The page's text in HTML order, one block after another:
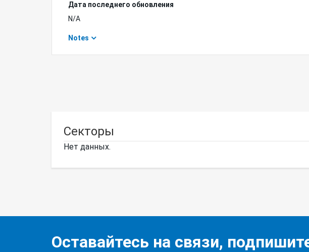
Дата последнего обновления
N/A
Notes
Секторы
Нет данных.
Оставайтесь на связи,